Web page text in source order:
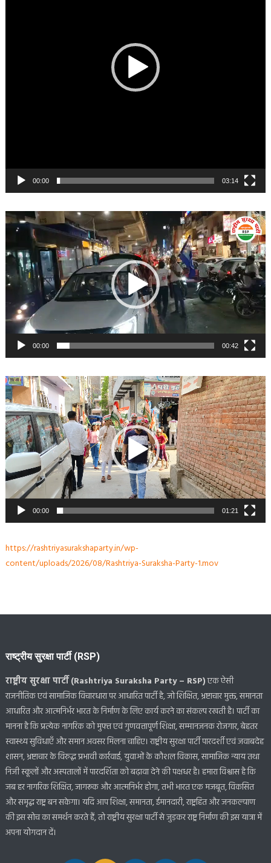
00:00 03:14
Video
Player
00:00 00:42
Video
Player
00:00 01:21
https://rashtriyasurakshaparty.in/wp-
content/uploads/2026/08/Rashtriya-Suraksha-Party-1.mov
राष्ट्रीय सुरक्षा पार्टी (RSP)
राष्ट्रीय सुरक्षा पार्टी (Rashtriya Suraksha Party – RSP)एक ऐसी
राजनीतिक एवं सामाजिक विचारधारा पर आधारित पार्टी है, जो शिक्षित, भ्रष्टाचार मुक्त, समानता
आधारित और आत्मनिर्भर भारत के निर्माण के लिए कार्य करने का संकल्प रखती है। पार्टी का
मानना है कि प्रत्येक नागरिक को मुफ्त एवं गुणवत्तापूर्ण शिक्षा, सम्मानजनक रोजगार, बेहतर
स्वास्थ्य सुविधाएँ और समान अवसर मिलना चाहिए। राष्ट्रीय सुरक्षा पार्टी पारदर्शी एवं जवाबदेह
शासन, भ्रष्टाचार के विरुद्ध प्रभावी कार्रवाई, युवाओं के कौशल विकास, सामाजिक न्याय तथा
निजी स्कूलों और अस्पतालों में पारदर्शिता को बढ़ावा देने की पक्षधर है। हमारा विश्वास है कि
जब हर नागरिक शिक्षित, जागरूक और आत्मनिर्भर होगा, तभी भारत एक मजबूत, विकसित
और समृद्ध राष्ट्र बन सकेगा। यदि आप शिक्षा, समानता, ईमानदारी, राष्ट्रहित और जनकल्याण
की इस सोच का समर्थन करते हैं, तो राष्ट्रीय सुरक्षा पार्टी से जुड़कर राष्ट्र निर्माण की इस यात्रा में
अपना योगदान दें।